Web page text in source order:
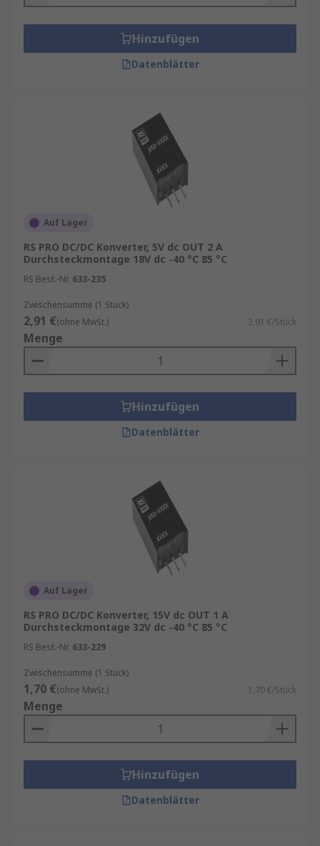
Hinzufügen
Datenblätter
Auf Lager
RS PRO DC/DC Konverter, 5V dc OUT 2 A
Durchsteckmontage 18V dc -40 °C 85 °C
RS Best.-Nr. 633-235
Zwischensumme (1 Stück)
2,91 €(ohne MwSt.) 2,91 €/Stück
Menge
Hinzufügen
Datenblätter
Auf Lager
RS PRO DC/DC Konverter, 15V dc OUT 1 A
Durchsteckmontage 32V dc -40 °C 85 °C
RS Best.-Nr. 633-229
Zwischensumme (1 Stück)
1,70 €(ohne MwSt.) 1,70 €/Stück
Menge
Hinzufügen
Datenblätter